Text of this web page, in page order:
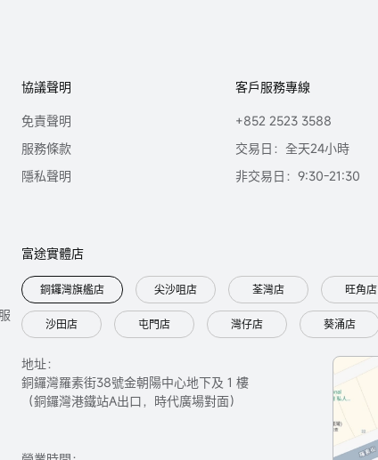
協議聲明
免責聲明
服務條款
隱私聲明
客戶服務專線
+852 2523 3588
交易日：全天24小時
非交易日：9:30-21:30
富途實體店
銅鑼灣旗艦店 尖沙咀店 荃灣店 旺角店
沙田店 屯門店 灣仔店 葵涌店
地址：
銅鑼灣羅素街38號金朝陽中心地下及 1 樓
（銅鑼灣港鐵站A出口，時代廣場對面）